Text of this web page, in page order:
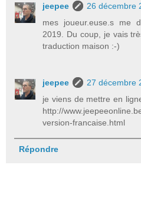
jeepee
26 décembre
mes joueur.euse.s me
2019. Du coup, je vais
traduction maison :-)
jeepee
27 décembre
je viens de mettre en
http://
version-francaise.html
Répondre